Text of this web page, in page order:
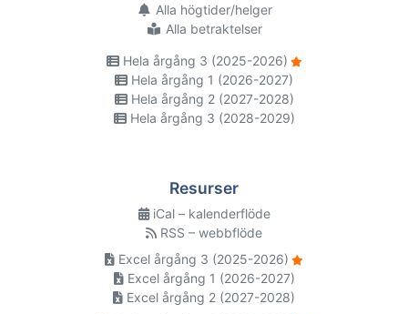
Alla högtider/helger
Alla betraktelser
Hela årgång 3 (2025-2026)
Hela årgång 1 (2026-2027)
Hela årgång 2 (2027-2028)
Hela årgång 3 (2028-2029)
Resurser
iCal – kalenderflöde
RSS – webbflöde
Excel årgång 3 (2025-2026)
Excel årgång 1 (2026-2027)
Excel årgång 2 (2027-2028)